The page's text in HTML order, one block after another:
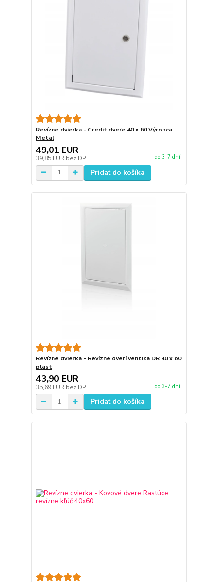
Revízne dvierka - Credit dvere 40 x 60 Výrobca
Metal
49,01 EUR
39,85 EUR bez DPH do 3-7 dní
Pridať do košíka
Revízne dvierka - Revízne dverí ventika DR 40 x 60
plast
43,90 EUR
35,69 EUR bez DPH do 3-7 dní
Pridať do košíka